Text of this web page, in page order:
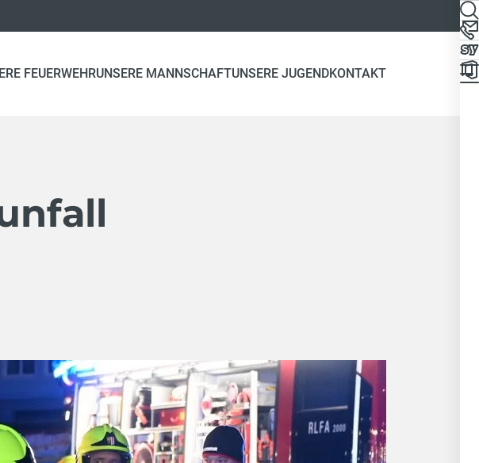
FEUERWEHRUNSERE MANNSCHAFTUNSERE JUGENDKONTAKT